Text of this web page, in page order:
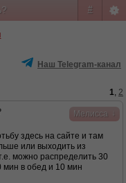
#
Наш Telegram-канал
1, 2
Мелисса
здесь на сайте и там
или выходить из
можно распределить 30
мин в обед и 10 мин